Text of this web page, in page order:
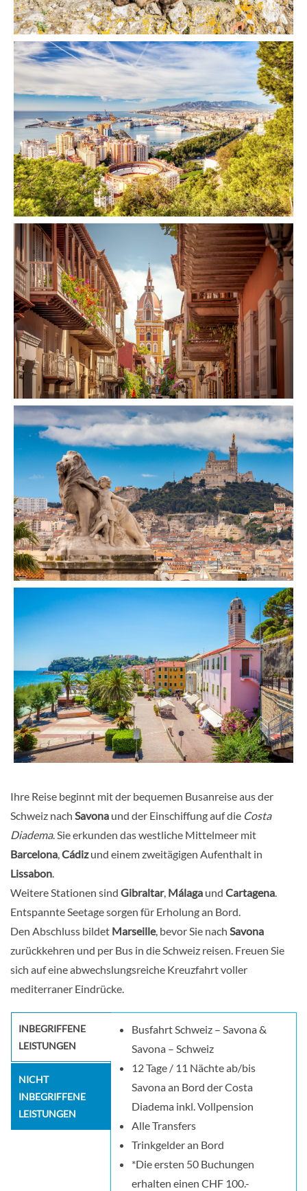
Ihre Reise beginnt mit der bequemen Busanreise aus der
Schweiz nach Savona und der Einschiffung auf die Costa
Diadema. Sie erkunden das westliche Mittelmeer mit
Barcelona,Cádizund einem zweitägigen Aufenthalt in
Lissabon.
Weitere Stationen sind Gibraltar, Málaga und Cartagena.
Entspannte Seetage sorgen für Erholung an Bord.
Den Abschluss bildet Marseille, bevor Sie nach Savona
zurückkehren und per Bus in die Schweiz reisen. Freuen Sie
sich auf eine abwechslungsreiche Kreuzfahrt voller
mediterraner Eindrücke.
INBEGRIFFENE
LEISTUNGEN
NICHT
INBEGRIFFENE
LEISTUNGEN
Busfahrt Schweiz – Savona &
Savona – Schweiz
12 Tage / 11 Nächte ab/bis
Savona an Bord der Costa
Diadema inkl. Vollpension
Alle Transfers
Trinkgelder an Bord
*Die ersten 50 Buchungen
erhalten einen CHF 100.-